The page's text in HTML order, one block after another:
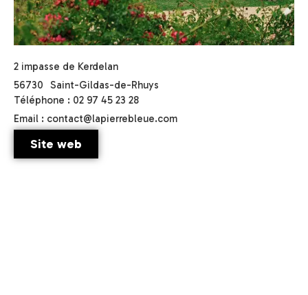
2 impasse de Kerdelan
56730
Saint-Gildas-de-Rhuys
Téléphone : 02 97 45 23 28
Email : contact@lapierrebleue.com
Site web